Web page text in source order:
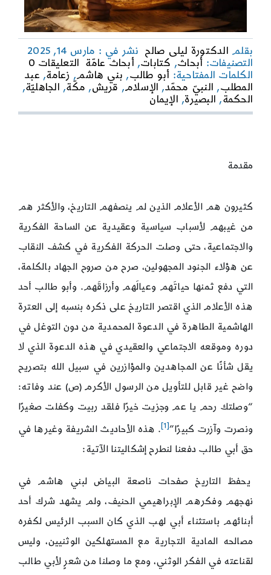
بقلم الدكتورة ليلى صالح نشر في : مارس 14, 2025
التصنيفات: أبحاث, كتابات,أبحاث عامّة التعليقات 0
أبو
طالب:
الكلمات المفتاحية: أبو طالب, بني هاشم, زعامة, عبد
المطلب, النبيّ محمّد, الإسلام, قريش, مكّة, الجاهليّة,
الحكمة, البصيرة, الإيمان
مقدمة
كثيرون هم الأعلام الذين لم ينصفهم التاريخ، والأكثر هم
من غيبهم لأسباب سياسية وعقيدية عن الساحة الفكرية
والاجتماعية، حتى وصلت الحركة الفكرية في كشف النقاب
عن هؤلاء الجنود المجهولين، صرح من صروح الجهاد بالكلمة،
التي دفع ثمنها حياتَهم وعيالَهم وأرزاقَهم. وأبو طالب أحد
هذه الأعلام الذي اقتصر التاريخ على ذكره بنسبه إلى العترة
الهاشمية الطاهرة في الدعوة المحمدية من دون التوغل في
دوره وموقعه الاجتماعي والعقيدي في هذه الدعوة الذي لا
يقل شأنًا عن المجاهدين والمؤازرين في سبيل الله بتصريح
واضح غير قابل للتأويل من الرسول الأكرم (ص) عند وفاته:
“وصلتك رحم يا عم وجزيت خيرًا فلقد ربيت وكفلت صغيرًا
ونصرت وآزرت كبيرًا”[1]
. هذه الأحاديث الشريفة وغيرها في
حق أبي طالب دفعنا لنطرح إشكاليتنا الآتية:
يحفظ التاريخ صفحات ناصعة البياض لبني هاشم في
نهجهم وفكرهم الإبراهيمي الحنيف، ولم يشهد شرك أحد
أبنائهم باستثناء أبي لهب الذي كان السبب الرئيس لكفره
مصالحه المادية التجارية مع المستهلكين الوثنيين، وليس
لقناعته في الفكر الوثني، ومع ما وصلنا من شعرٍ لأبي طالب